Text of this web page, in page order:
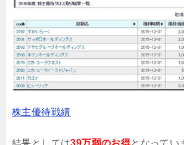
株主優待戦績